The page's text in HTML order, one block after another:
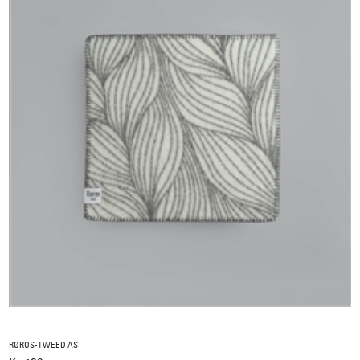
RØROS-TWEED AS